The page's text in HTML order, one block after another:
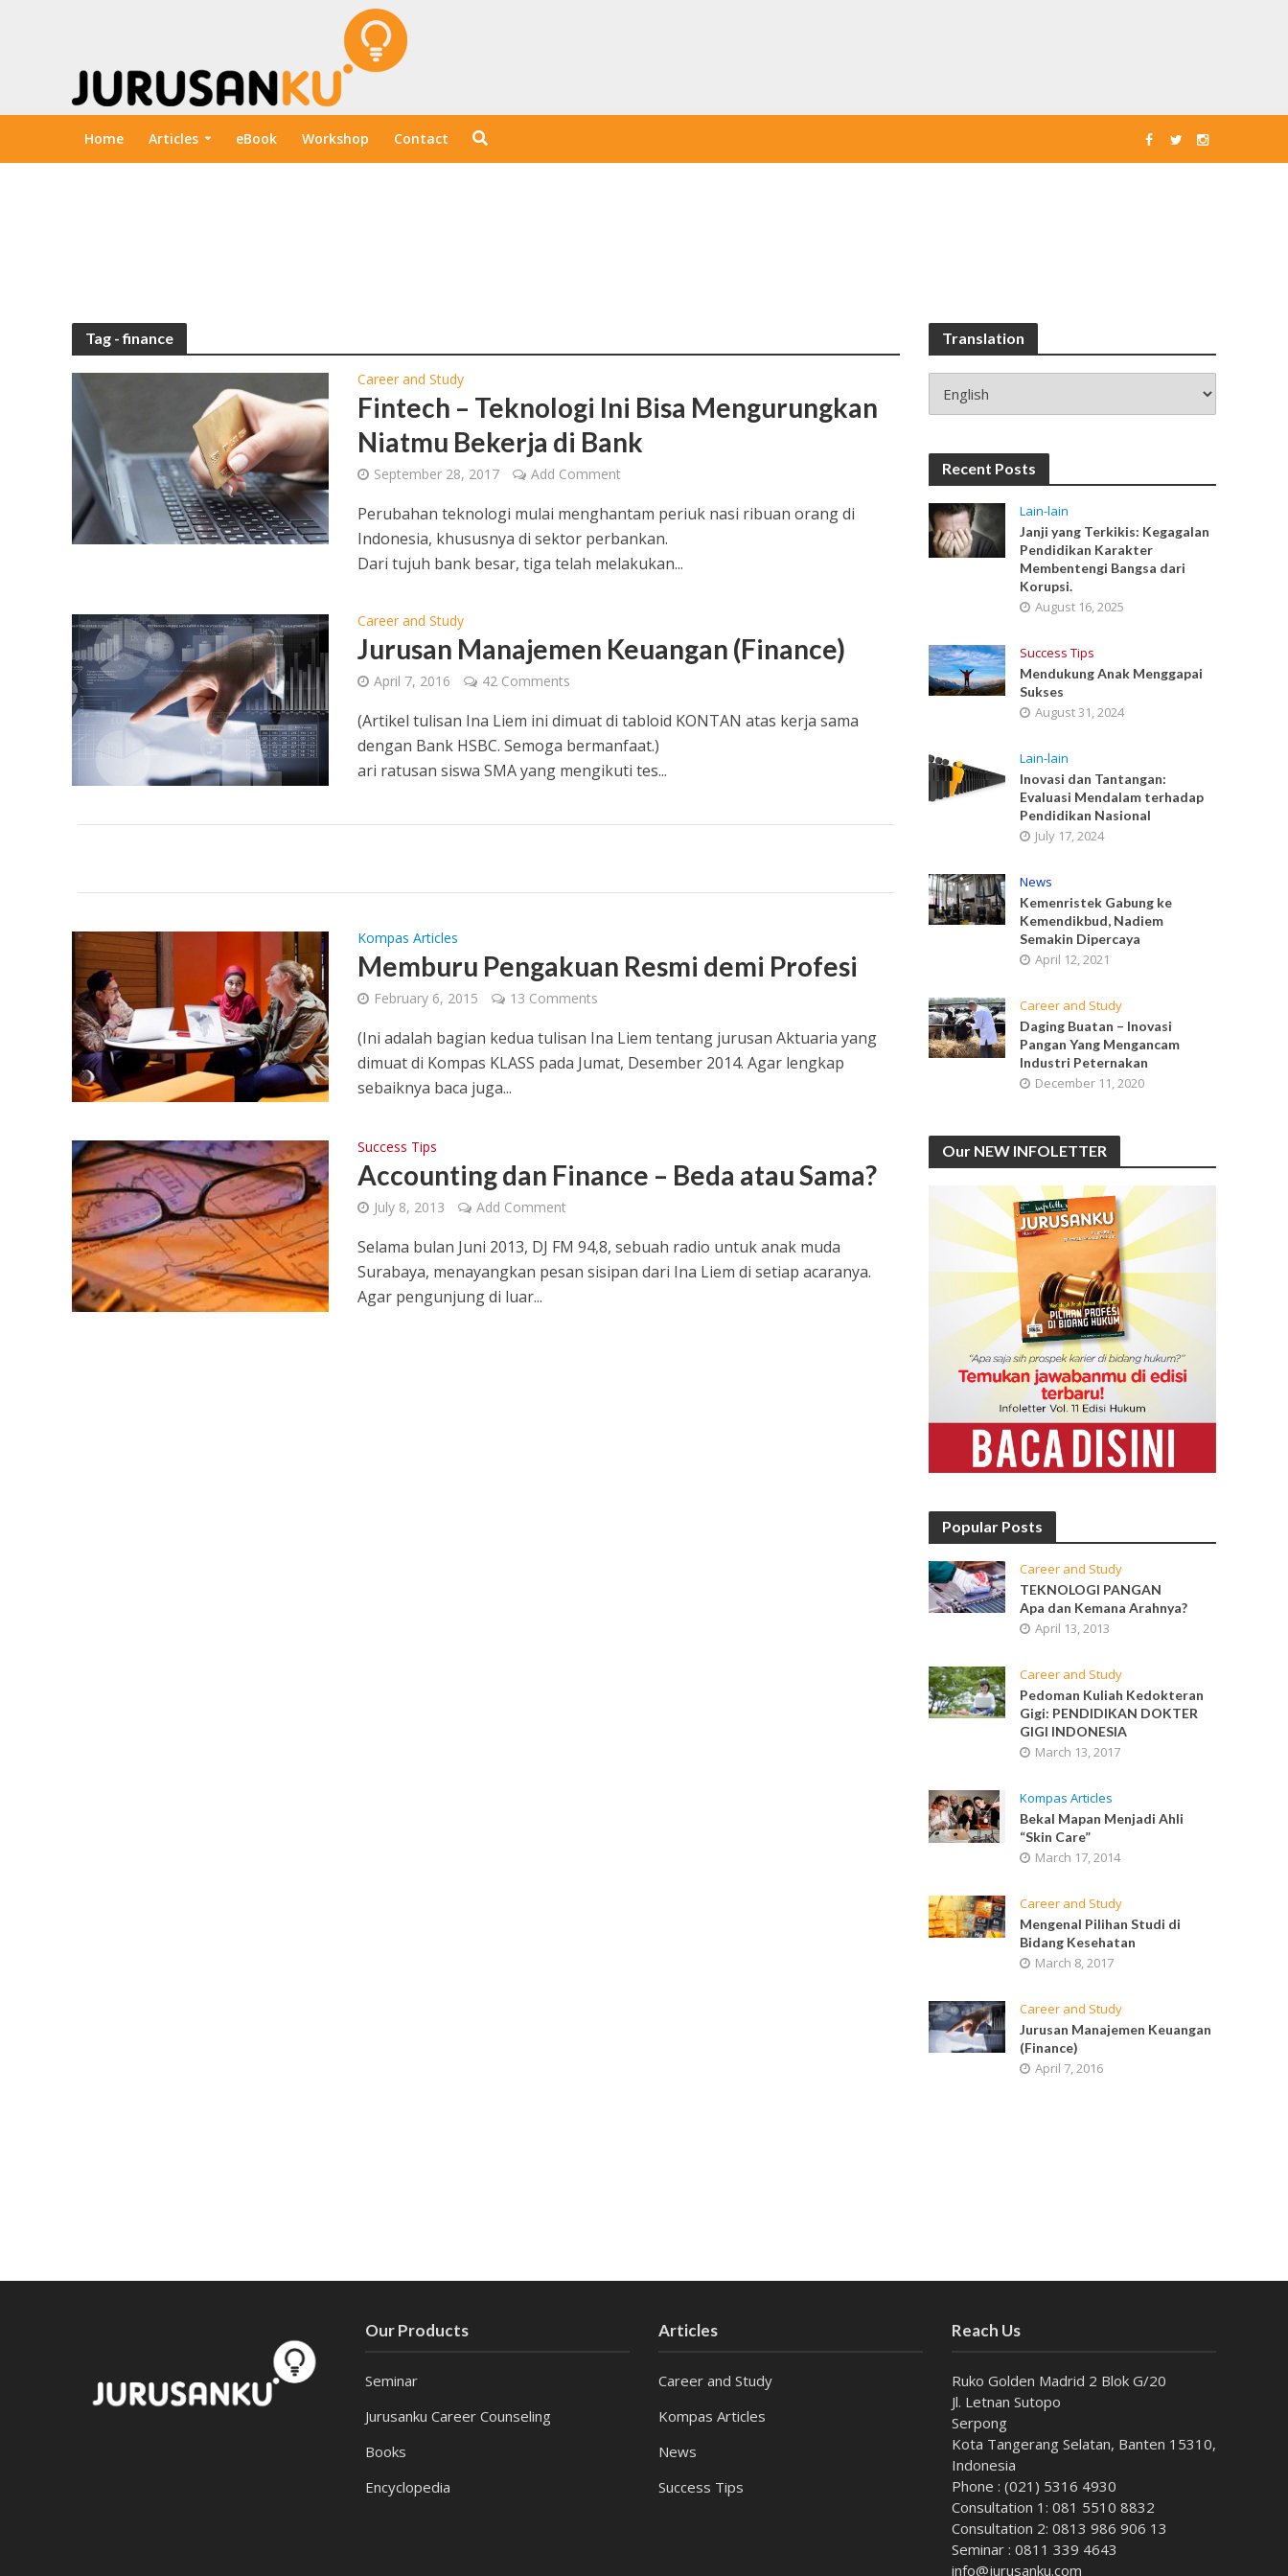
Home Articles eBook Workshop Contact
Tag - finance
Career and Study
Fintech – Teknologi Ini Bisa Mengurungkan
Niatmu Bekerja di Bank
September 28, 2017 Add Comment
Perubahan teknologi mulai menghantam periuk nasi ribuan orang di
Indonesia, khususnya di sektor perbankan.
Dari tujuh bank besar, tiga telah melakukan...
Career and Study
Jurusan Manajemen Keuangan (Finance)
April 7, 2016 42 Comments
(Artikel tulisan Ina Liem ini dimuat di tabloid KONTAN atas kerja sama
dengan Bank HSBC. Semoga bermanfaat.)
ari ratusan siswa SMA yang mengikuti tes...
Kompas Articles
Memburu Pengakuan Resmi demi Profesi
February 6, 2015 13 Comments
(Ini adalah bagian kedua tulisan Ina Liem tentang jurusan Aktuaria yang
dimuat di Kompas KLASS pada Jumat, Desember 2014. Agar lengkap
sebaiknya baca juga...
Success Tips
Accounting dan Finance – Beda atau Sama?
July 8, 2013 Add Comment
Selama bulan Juni 2013, DJ FM 94,8, sebuah radio untuk anak muda
Surabaya, menayangkan pesan sisipan dari Ina Liem di setiap acaranya.
Agar pengunjung di luar...
Translation
Recent Posts
Lain-lain
Janji yang Terkikis: Kegagalan
Pendidikan Karakter
Membentengi Bangsa dari
Korupsi.
August 16, 2025
Success Tips
Mendukung Anak Menggapai
Sukses
August 31, 2024
Lain-lain
Inovasi dan Tantangan:
Evaluasi Mendalam terhadap
Pendidikan Nasional
July 17, 2024
News
Kemenristek Gabung ke
Kemendikbud, Nadiem
Semakin Dipercaya
April 12, 2021
Career and Study
Daging Buatan – Inovasi
Pangan Yang Mengancam
Industri Peternakan
December 11, 2020
Our NEW INFOLETTER
Popular Posts
Career and Study
TEKNOLOGI PANGAN
Apa dan Kemana Arahnya?
April 13, 2013
Career and Study
Pedoman Kuliah Kedokteran
Gigi: PENDIDIKAN DOKTER
GIGI INDONESIA
March 13, 2017
Kompas Articles
Bekal Mapan Menjadi Ahli
“Skin Care”
March 17, 2014
Career and Study
Mengenal Pilihan Studi di
Bidang Kesehatan
March 8, 2017
Career and Study
Jurusan Manajemen Keuangan
(Finance)
April 7, 2016
Our Products
Seminar
Jurusanku Career Counseling
Books
Encyclopedia
Articles
Career and Study
Kompas Articles
News
Success Tips
Reach Us
Ruko Golden Madrid 2 Blok G/20
Jl. Letnan Sutopo
Serpong
Kota Tangerang Selatan, Banten 15310,
Indonesia
Phone : (021) 5316 4930
Consultation 1: 081 5510 8832
Consultation 2: 0813 986 906 13
Seminar : 0811 339 4643
info@jurusanku.com